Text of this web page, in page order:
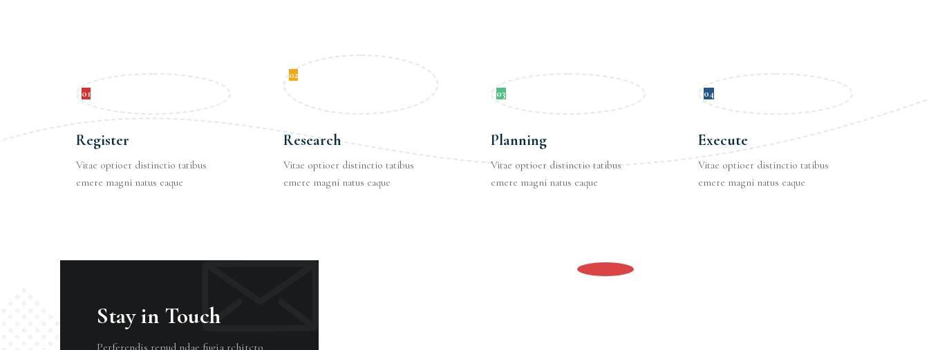
01
Register
Vitae optioer distinctio tatibus
emere magni natus eaque
02
Research
Vitae optioer distinctio tatibus
emere magni natus eaque
03
Planning
Vitae optioer distinctio tatibus
emere magni natus eaque
04
Execute
Vitae optioer distinctio tatibus
emere magni natus eaque
Stay in Touch
Perferendis repud ndae fugia rchitcto